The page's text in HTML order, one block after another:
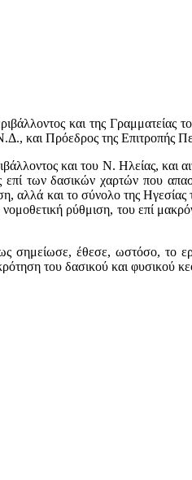
και της Γραμματείας
και Πρόεδρος της Επιτροπής
και του Ν. Ηλείας, και
επί των δασικών χαρτών που
και το σύνολο της Ηγεσίας
ρύθμιση, του επί
σημείωσε, έθεσε, ωστόσο, το
του δασικού και φυσικού